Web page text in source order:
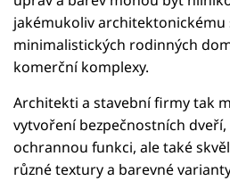
jakémukoliv architektonickému
minimalistických rodinných
komerční komplexy.
Architekti a stavební firmy tak
vytvoření bezpečnostních
ochrannou funkci, ale také
různé textury a barevné